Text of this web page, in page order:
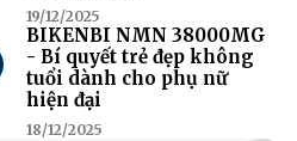
19/12/2025
BIKENBI NMN 38000MG
- Bí quyết trẻ đẹp không
tuổi dành cho phụ nữ
hiện đại
18/12/2025